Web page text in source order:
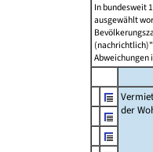
In bundesweit
ausgewählt
Abweichungen
der